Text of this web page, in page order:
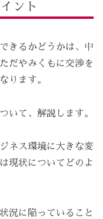
ント
きるかどうかは、中
だやみくもに交渉を
ります。
いて、解説します。
ネス環境に大きな変
現状についてどのよ
況に陥っていること